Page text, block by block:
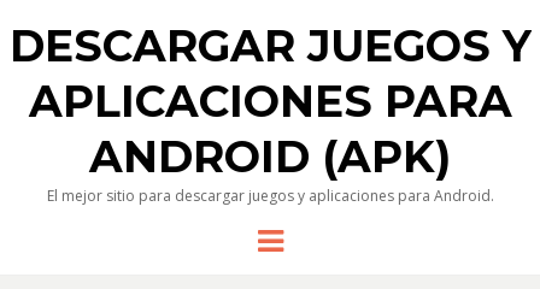
DESCARGAR JUEGOS Y
APLICACIONES PARA
ANDROID (APK)
El mejor sitio para descargar juegos y aplicaciones para Android.
Menu